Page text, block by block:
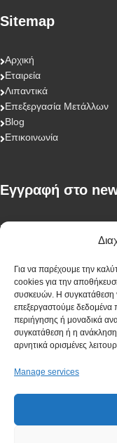
Για να παρέχουμε την
cookies για την
συσκευών. Η συγκατάθεση
επεξεργαστούμε
περιήγησης ή μοναδικά
συγκατάθεση ή η
αρνητικά ορισμένες
Manage services
Sitemap
Αρχική
Εταιρεία
Λιπαντικά
Επεξεργασία Μετάλλων
Blog
Επικοινωνία
Eγγραφή στο
First Name
Last Name
I have read and